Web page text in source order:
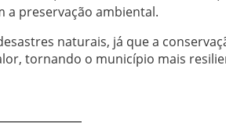
a preservação ambiental.
naturais, já que a
tornando o município mais